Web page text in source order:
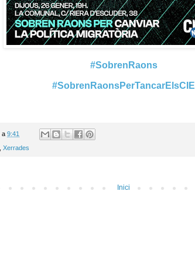
#SobrenRaons
#SobrenRaonsPerTancarElsCIE
a 9:41
Xerrades
Inici